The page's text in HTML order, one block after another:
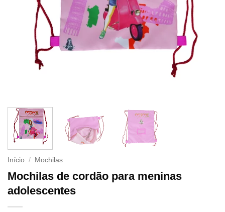
Início / Mochilas
Mochilas de cordão para meninas
adolescentes